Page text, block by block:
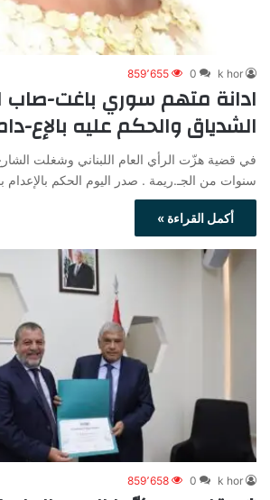
k hor
0 859٬655
ادانة متهم سوري باغت-صاب
الشدياق والحكم عليه بالإع-
سنوات من الجـ.ريمة . صدر اليوم الحكم
أكمل القراءة »
k hor
0 859٬658